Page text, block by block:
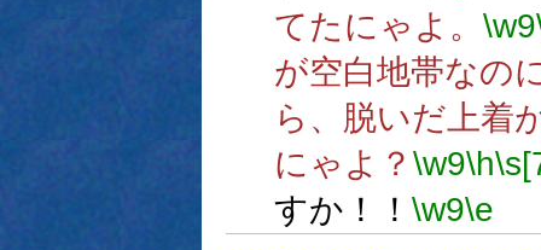
てたにゃよ。 \w9
が空白地帯なの
ら、脱いだ上着
にゃよ？ \w9\h
すか！！ \w9\e